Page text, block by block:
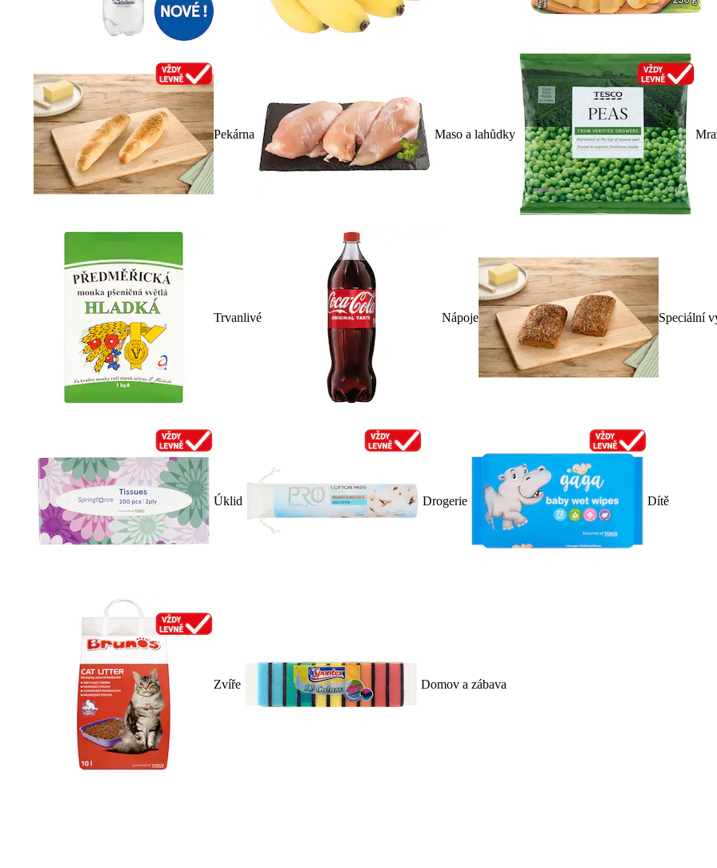
Pekárna Maso a lahůdky
Trvanlivé Nápoje Speciální
Úklid Drogerie Dítě
Zvíře Domov a zábava